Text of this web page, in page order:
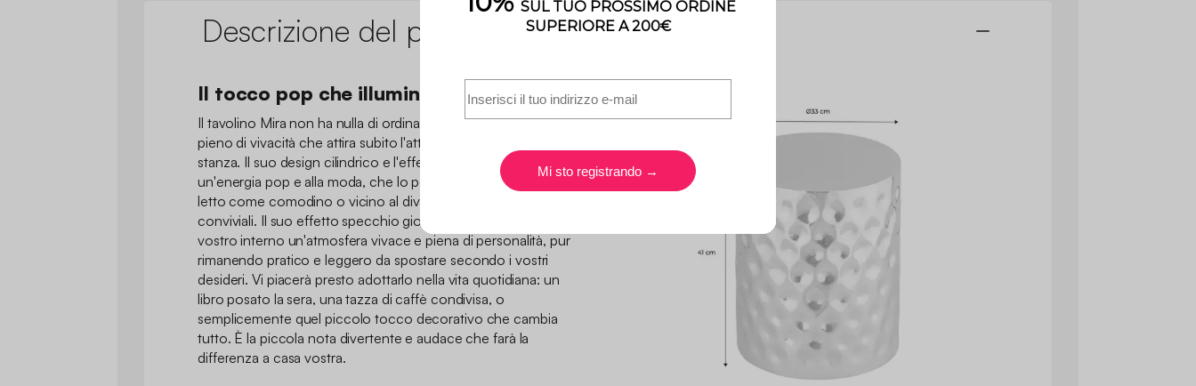
Descrizione del prodotto
Il tocco pop che illumina il tuo interno
Il tavolino Mira non ha nulla di ordinario: è un piccolo tavolo
pieno di vivacità che attira subito l'attenzione e illumina la
stanza. Il suo design cilindrico e l'effetto cromato apportano
un'energia pop e alla moda, che lo posizioniate accanto al
letto come comodino o vicino al divano per i vostri momenti
conviviali. Il suo effetto specchio gioca con i riflessi e dona al
vostro interno un'atmosfera vivace e piena di personalità, pur
rimanendo pratico e leggero da spostare secondo i vostri
desideri. Vi piacerà presto adottarlo nella vita quotidiana: un
libro posato la sera, una tazza di caffè condivisa, o
semplicemente quel piccolo tocco decorativo che cambia
tutto. È la piccola nota divertente e audace che farà la
differenza a casa vostra.